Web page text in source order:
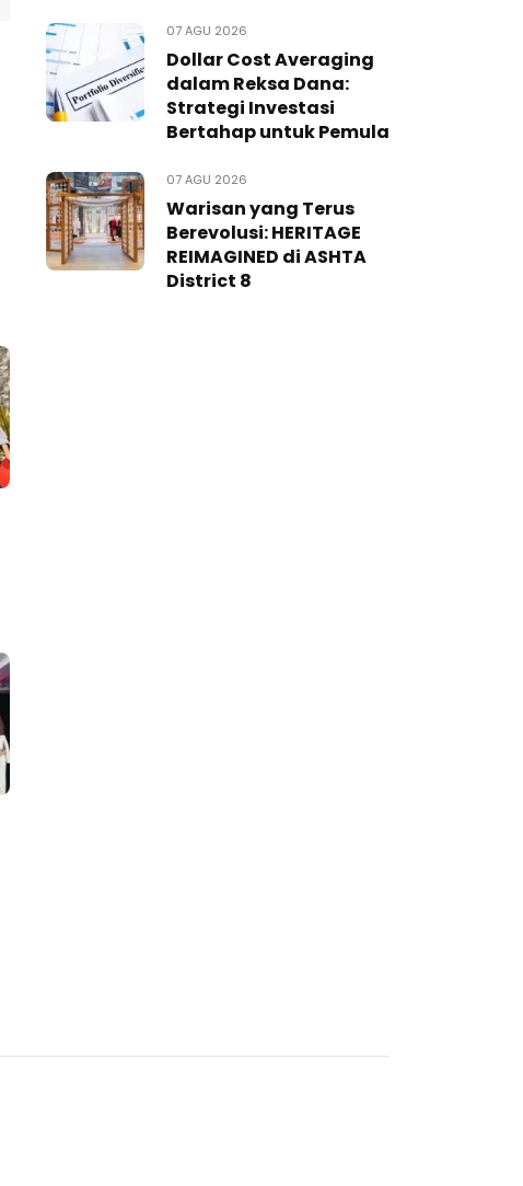
07 AGU 2026
Dollar Cost Averaging
dalam Reksa Dana:
Strategi Investasi
Bertahap untuk Pemula
07 AGU 2026
Warisan yang Terus
Berevolusi: HERITAGE
REIMAGINED di ASHTA
District 8